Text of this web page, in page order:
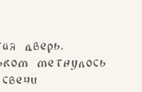
дверь.
метнулось